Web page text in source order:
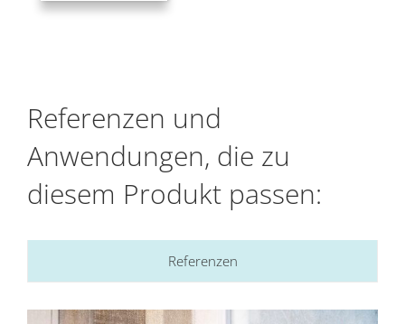
Referenzen und
Anwendungen, die zu
diesem Produkt passen:
Referenzen